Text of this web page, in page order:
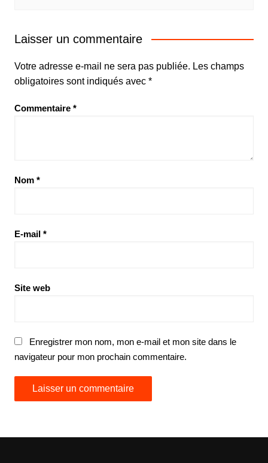
Laisser un commentaire
Votre adresse e-mail ne sera pas publiée. Les champs
obligatoires sont indiqués avec *
Commentaire *
Nom *
E-mail *
Site web
Enregistrer mon nom, mon e-mail et mon site dans le
navigateur pour mon prochain commentaire.